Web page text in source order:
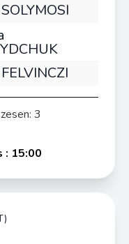
3
: 15:00